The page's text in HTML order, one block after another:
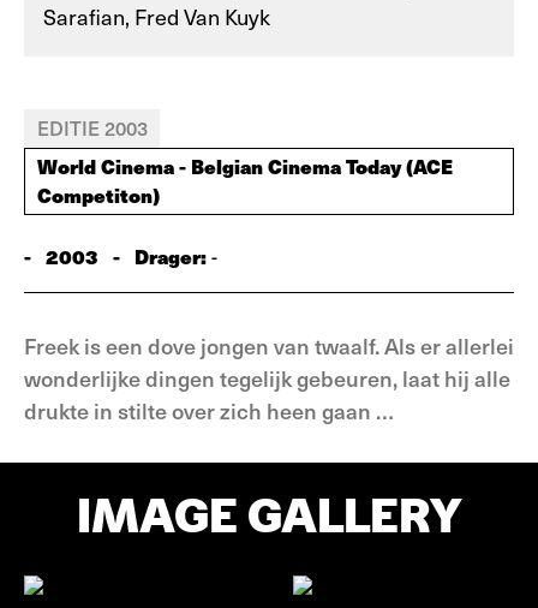
Sarafian, Fred Van Kuyk
EDITIE 2003
World Cinema - Belgian Cinema Today (ACE
Competiton)
- 2003 - Drager:-
Freek is een dove jongen van twaalf. Als er allerlei
wonderlijke dingen tegelijk gebeuren, laat hij alle
drukte in stilte over zich heen gaan …
IMAGE GALLERY